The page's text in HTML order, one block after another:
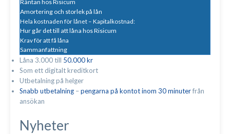
Räntan hos Risicum
Amortering och storlek på lån
Hela kostnaden för lånet – Kapitalkostnad:
Hur går det till att låna hos Risicum
Krav för att få låna
Sammanfattning
Låna 3.000 till 50.000 kr
Som ett digitalt kreditkort
Utbetalning på helger
Snabb utbetalning –pengarna på kontot inom 30 minuterfrån
ansökan
Nyheter